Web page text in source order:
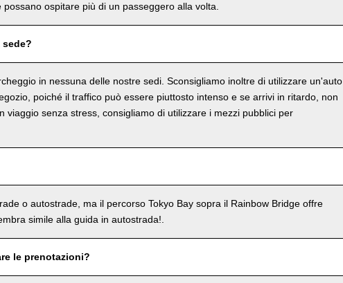
ospitare più di un passeggero alla volta.
sede?
in nessuna delle nostre sedi. Sconsigliamo inoltre di utilizzare un'auto
poiché il traffico può essere piuttosto intenso e se arrivi in ritardo, non
viaggio senza stress, consigliamo di utilizzare i mezzi pubblici per
o autostrade, ma il percorso Tokyo Bay sopra il Rainbow Bridge offre
simile alla guida in autostrada!.
le prenotazioni?